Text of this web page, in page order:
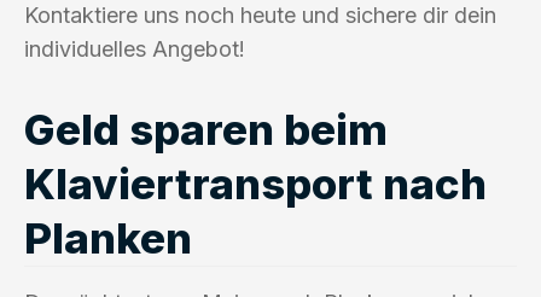
Kontaktiere uns noch heute und sichere dir dein
individuelles Angebot!
Geld sparen beim
Klaviertransport nach
Planken